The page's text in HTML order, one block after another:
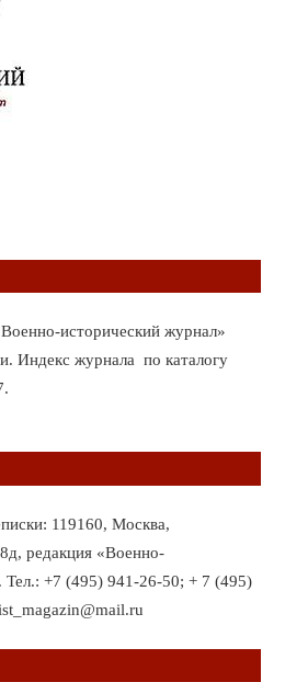
исторический журнал»
Индекс журнала по каталогу
119160, Москва,
редакция «Военно-
Тел.: +7 (495) 941-26-50; + 7 (495)